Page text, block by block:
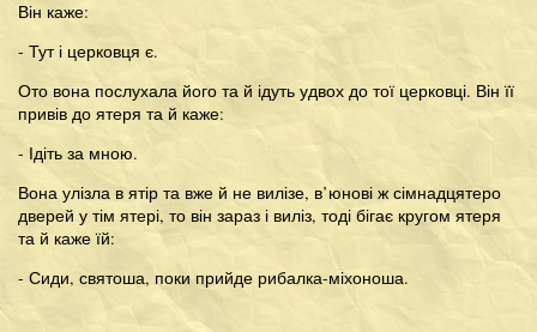
Він каже:
- Тут і церковця є.
Ото вона послухала його та й ідуть удвох до тої церковці. Він її
привів до ятеря та й каже:
- Ідіть за мною.
Вона улізла в ятір та вже й не вилізе, в’юнові ж сімнадцятеро
дверей у тім ятері, то він зараз і виліз, тоді бігає кругом ятеря
та й каже їй:
- Сиди, святоша, поки прийде рибалка-міхоноша.